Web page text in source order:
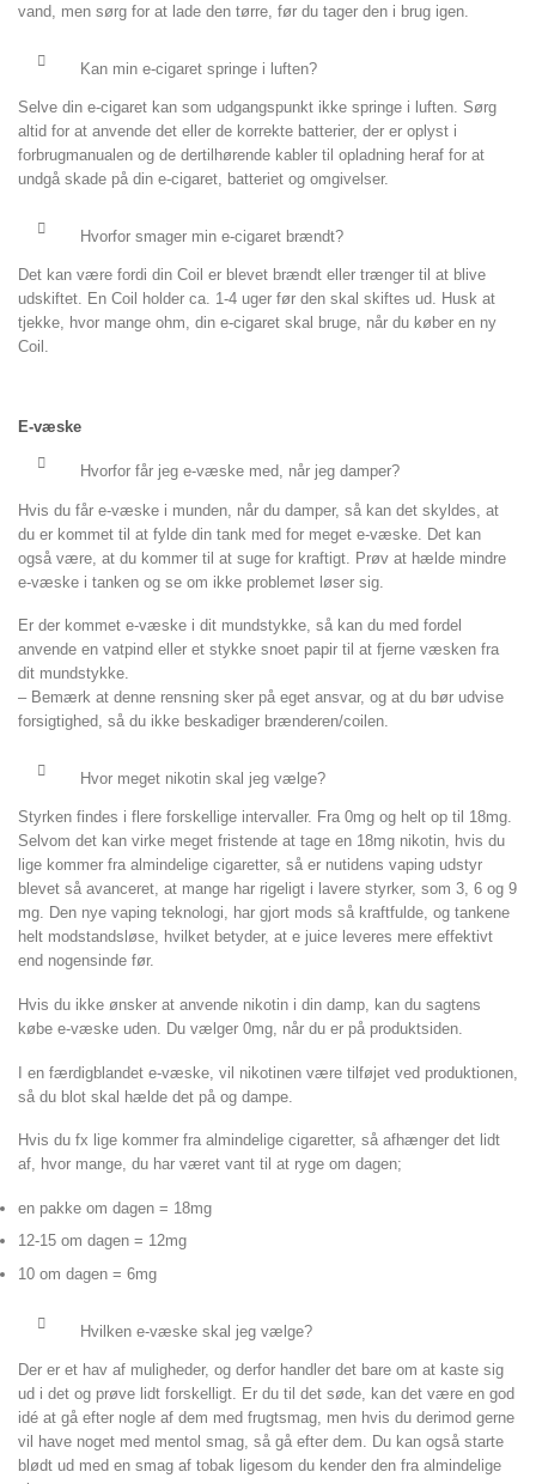
vand, men sørg for at lade den tørre, før du tager den i brug igen.
Kan min e-cigaret springe i luften?
Selve din e-cigaret kan som udgangspunkt ikke springe i luften. Sørg
altid for at anvende det eller de korrekte batterier, der er oplyst i
forbrugmanualen og de dertilhørende kabler til opladning heraf for at
undgå skade på din e-cigaret, batteriet og omgivelser.
Hvorfor smager min e-cigaret brændt?
Det kan være fordi din Coil er blevet brændt eller trænger til at blive
udskiftet. En Coil holder ca. 1-4 uger før den skal skiftes ud. Husk at
tjekke, hvor mange ohm, din e-cigaret skal bruge, når du køber en ny
Coil.
E-væske
Hvorfor får jeg e-væske med, når jeg damper?
Hvis du får e-væske i munden, når du damper, så kan det skyldes, at
du er kommet til at fylde din tank med for meget e-væske. Det kan
også være, at du kommer til at suge for kraftigt. Prøv at hælde mindre
e-væske i tanken og se om ikke problemet løser sig.
Er der kommet e-væske i dit mundstykke, så kan du med fordel
anvende en vatpind eller et stykke snoet papir til at fjerne væsken fra
dit mundstykke.
– Bemærk at denne rensning sker på eget ansvar, og at du bør udvise
forsigtighed, så du ikke beskadiger brænderen/coilen.
Hvor meget nikotin skal jeg vælge?
Styrken findes i flere forskellige intervaller. Fra 0mg og helt op til 18mg.
Selvom det kan virke meget fristende at tage en 18mg nikotin, hvis du
lige kommer fra almindelige cigaretter, så er nutidens vaping udstyr
blevet så avanceret, at mange har rigeligt i lavere styrker, som 3, 6 og 9
mg. Den nye vaping teknologi, har gjort mods så kraftfulde, og tankene
helt modstandsløse, hvilket betyder, at e juice leveres mere effektivt
end nogensinde før.
Hvis du ikke ønsker at anvende nikotin i din damp, kan du sagtens
købe e-væske uden. Du vælger 0mg, når du er på produktsiden.
I en færdigblandet e-væske, vil nikotinen være tilføjet ved produktionen,
så du blot skal hælde det på og dampe.
Hvis du fx lige kommer fra almindelige cigaretter, så afhænger det lidt
af, hvor mange, du har været vant til at ryge om dagen;
en pakke om dagen = 18mg
12-15 om dagen = 12mg
10 om dagen = 6mg
Hvilken e-væske skal jeg vælge?
Der er et hav af muligheder, og derfor handler det bare om at kaste sig
ud i det og prøve lidt forskelligt. Er du til det søde, kan det være en god
idé at gå efter nogle af dem med frugtsmag, men hvis du derimod gerne
vil have noget med mentol smag, så gå efter dem. Du kan også starte
blødt ud med en smag af tobak ligesom du kender den fra almindelige